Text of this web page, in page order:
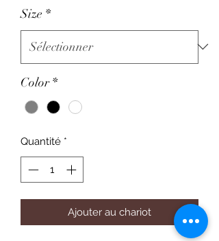
Size *
Color *
Quantité *
Ajouter au chariot